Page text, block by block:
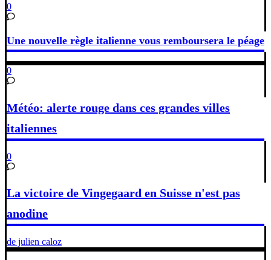
0
Une nouvelle règle italienne vous remboursera le péage
0
Météo: alerte rouge dans ces grandes villes
italiennes
0
La victoire de Vingegaard en Suisse n'est pas
anodine
de julien caloz